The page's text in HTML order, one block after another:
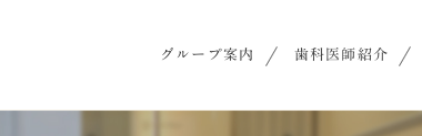
グループ案内 歯科医師紹介